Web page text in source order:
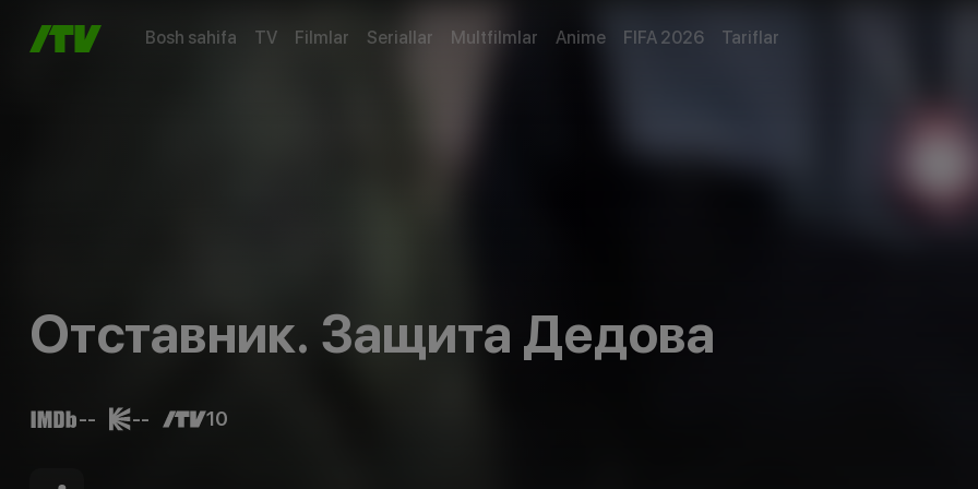
Bosh sahifa TV Filmlar Seriallar Multfilmlar Anime FIFA 2026 Tariflar
Отставник. Защита Дедова
-- -- 10